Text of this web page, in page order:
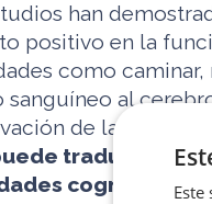
han
positivo en la
como
sanguíneo al
de las células
traducirse en
cognitivas,